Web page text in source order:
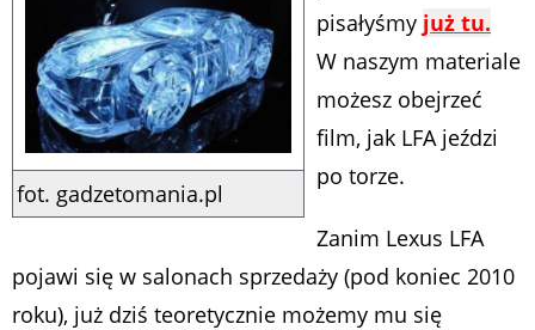
fot. gadzetomania.pl
pisałyśmy już tu.
W naszym materiale
możesz obejrzeć
film, jak LFA jeździ
po torze.
Zanim Lexus LFA
pojawi się w salonach sprzedaży (pod koniec 2010
roku), już dziś teoretycznie możemy mu się